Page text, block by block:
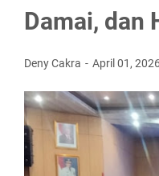
Damai, dan
Deny Cakra April 01,